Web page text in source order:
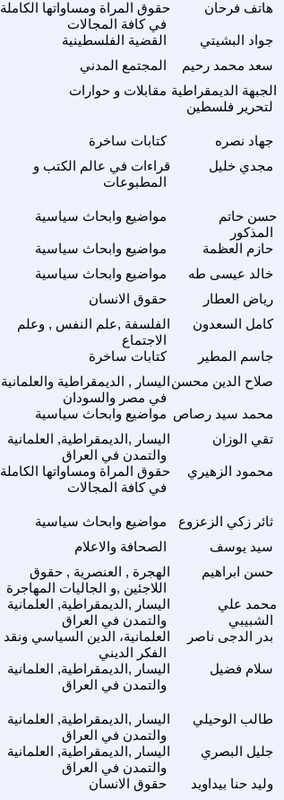
حقوق المراة ومساواتها الكاملة
في كافة المجالات
هاتف فرحان
القضية الفلسطينية جواد البشيتي
المجتمع المدني
سعد محمد رحيم
مقابلات و حوارات الجبهة الديمقراطية
لتحرير فلسطين
كتابات ساخرة جهاد نصره
قراءات في عالم الكتب و
المطبوعات
مجدي خليل
مواضيع وابحاث سياسية
حسن حاتم
المذكور
مواضيع وابحاث سياسية حازم العظمة
مواضيع وابحاث سياسية
خالد عيسى طه
حقوق الانسان
رياض العطار
الفلسفة ,علم النفس , وعلم
الاجتماع
كامل السعدون
كتابات ساخرة جاسم المطير
اليسار , الديمقراطية والعلمانية
في مصر والسودان
صلاح الدين محسن
مواضيع وابحاث سياسية محمد سيد رصاص
اليسار ,الديمقراطية, العلمانية
والتمدن في العراق
تقي الوزان
حقوق المراة ومساواتها الكاملة
في كافة المجالات
محمود الزهيري
مواضيع وابحاث سياسية ثائر زكي الزعزوع
الصحافة والاعلام
سيد يوسف
الهجرة , العنصرية , حقوق
اللاجئين ,و الجاليات المهاجرة
حسن ابراهيم
اليسار ,الديمقراطية, العلمانية
والتمدن في العراق
محمد علي
الشبيبي
العلمانية، الدين السياسي ونقد
الفكر الديني
بدر الدجى ناصر
اليسار ,الديمقراطية, العلمانية
والتمدن في العراق
سلام فضيل
اليسار ,الديمقراطية, العلمانية
والتمدن في العراق
طالب الوحيلي
اليسار ,الديمقراطية, العلمانية
والتمدن في العراق
جليل البصري
حقوق الانسان وليد حنا بيداويد